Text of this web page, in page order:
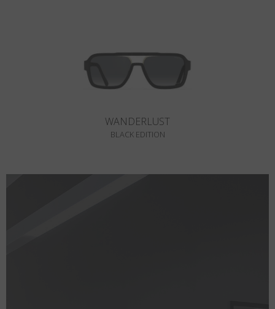
WANDERLUST
BLACK EDITION